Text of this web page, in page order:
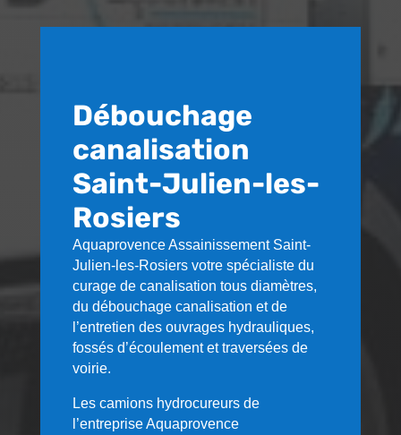
Débouchage
canalisation
Saint-Julien-les-
Rosiers
Aquaprovence Assainissement Saint-
Julien-les-Rosiersvotre spécialiste du
curage de canalisation tous diamètres,
du débouchage canalisation et de
l’entretien des ouvrages hydrauliques,
fossés d’écoulement et traversées de
voirie.
Les camions hydrocureurs de
l’entreprise Aquaprovence